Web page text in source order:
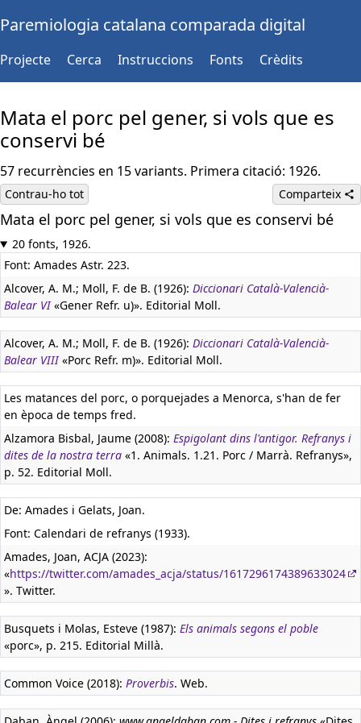
Paremiologia catalana comparada digital
Projecte Cerca Instruccions Fonts Crèdits
Mata el porc pel gener, si vols que es
conservi bé
57 recurrències en 15 variants. Primera citació: 1926.
Contrau-ho tot Comparteix
Mata el porc pel gener, si vols que es conservi bé
20 fonts, 1926.
Font: Amades Astr. 223.
Alcover, A. M.; Moll, F. de B. (1926): Diccionari Català-Valencià-
Balear VI«Gener Refr. u)». Editorial Moll.
Alcover, A. M.; Moll, F. de B. (1926): Diccionari Català-Valencià-
Balear VIII«Porc Refr. m)». Editorial Moll.
Les matances del porc, o porquejades a Menorca, s'han de fer
en època de temps fred.
Alzamora Bisbal, Jaume (2008): Espigolant dins l'antigor. Refranys i
dites de la nostra terra «1. Animals. 1.21. Porc / Marrà. Refranys»,
p. 52. Editorial Moll.
De: Amades i Gelats, Joan.
Font: Calendari de refranys (1933).
Amades, Joan, ACJA (2023):
«https://twitter.com/amades_acja/status/1617296174389633024
». Twitter.
Busquets i Molas, Esteve (1987): Els animals segons el poble
«porc», p. 215. Editorial Millà.
Common Voice (2018): Proverbis. Web.